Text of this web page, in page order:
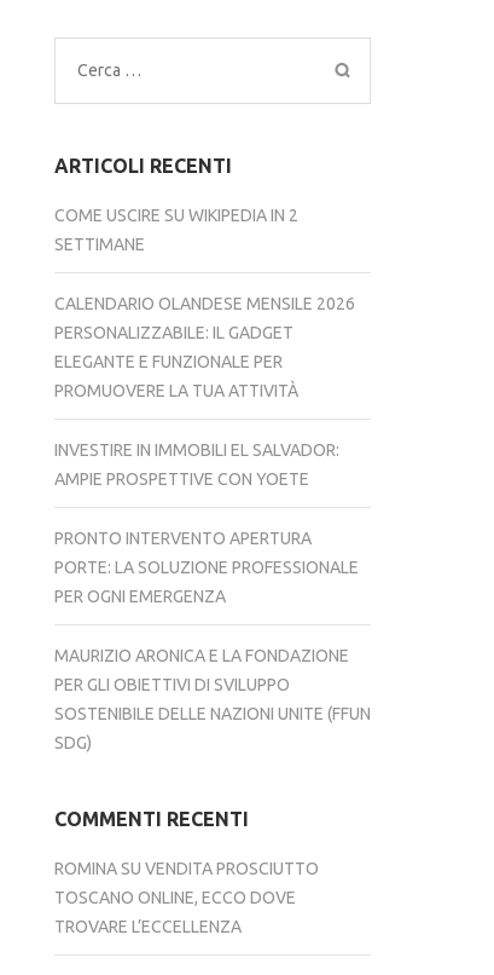
Ricerca
per:
ARTICOLI RECENTI
COME USCIRE SU WIKIPEDIA IN 2
SETTIMANE
CALENDARIO OLANDESE MENSILE 2026
PERSONALIZZABILE: IL GADGET
ELEGANTE E FUNZIONALE PER
PROMUOVERE LA TUA ATTIVITÀ
INVESTIRE IN IMMOBILI EL SALVADOR:
AMPIE PROSPETTIVE CON YOETE
PRONTO INTERVENTO APERTURA
PORTE: LA SOLUZIONE PROFESSIONALE
PER OGNI EMERGENZA
MAURIZIO ARONICA E LA FONDAZIONE
PER GLI OBIETTIVI DI SVILUPPO
SOSTENIBILE DELLE NAZIONI UNITE (FFUN
SDG)
COMMENTI RECENTI
ROMINASU VENDITA PROSCIUTTO
TOSCANO ONLINE, ECCO DOVE
TROVARE L’ECCELLENZA